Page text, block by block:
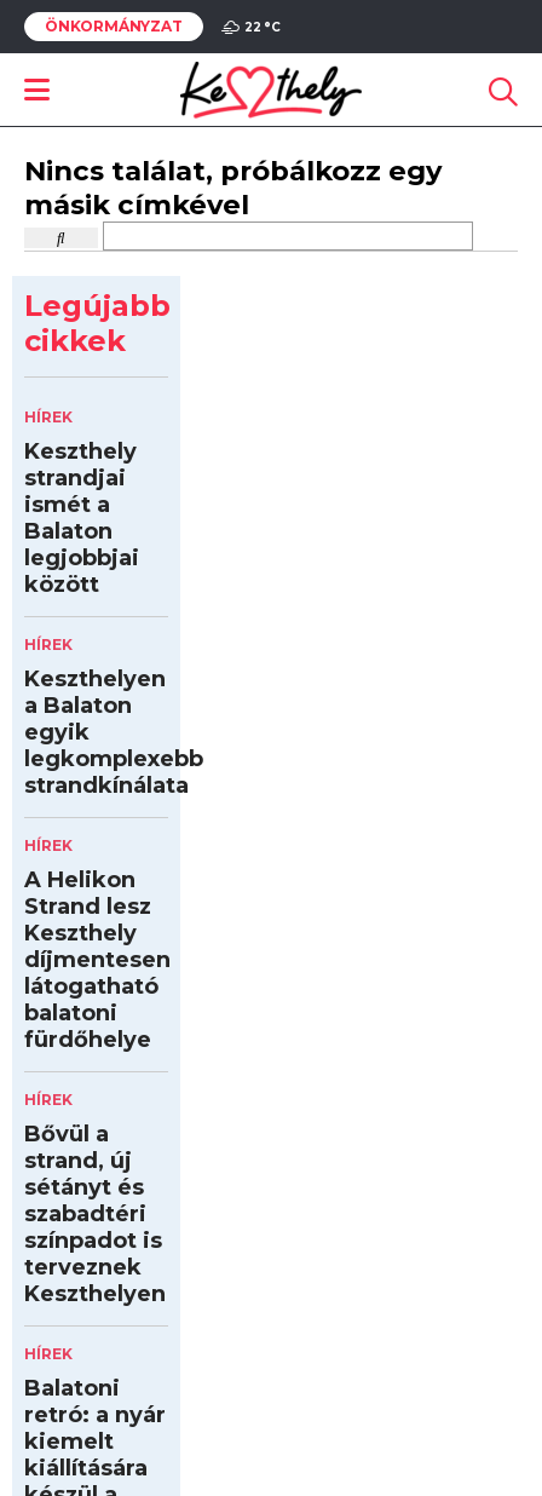
ÖNKORMÁNYZAT 22 °C
Nincs találat, próbálkozz egy
másik címkével
Legújabb
cikkek
HÍREK
Keszthely
strandjai
ismét a
Balaton
legjobbjai
között
HÍREK
Keszthelyen
a Balaton
egyik
legkomplexebb
strandkínálata
HÍREK
A Helikon
Strand lesz
Keszthely
díjmentesen
látogatható
balatoni
fürdőhelye
HÍREK
Bővül a
strand, új
sétányt és
szabadtéri
színpadot is
terveznek
Keszthelyen
HÍREK
Balatoni
retró: a nyár
kiemelt
kiállítására